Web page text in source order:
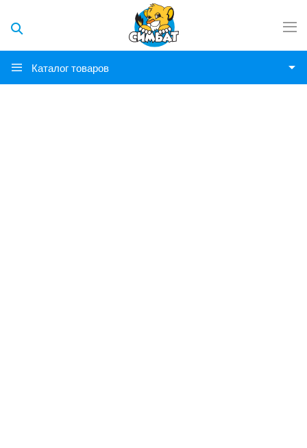
Каталог товаров